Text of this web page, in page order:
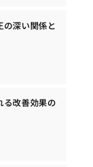
深い関係と
る改善効果の